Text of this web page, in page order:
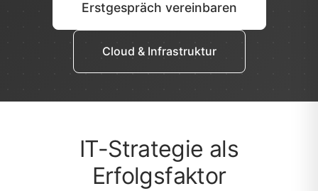
Erstgespräch vereinbaren
Cloud & Infrastruktur
IT-Strategie als
Erfolgsfaktor